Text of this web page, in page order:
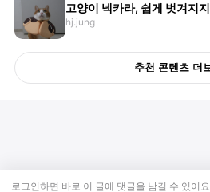
고양이 넥카라, 쉽게 벗겨지
hj.jung
추천 콘텐츠 더
로그인하면 바로 이 글에 댓글을 남길 수 있어요